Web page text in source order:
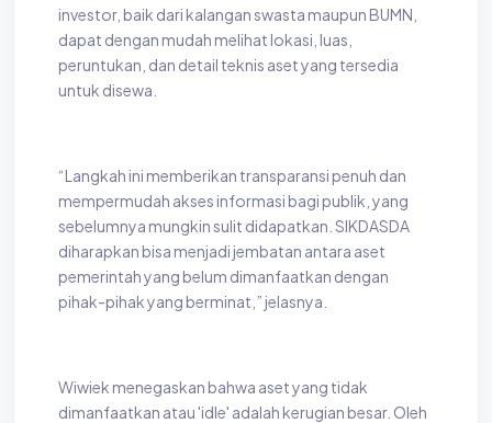
investor, baik dari kalangan swasta maupun BUMN,
dapat dengan mudah melihat lokasi, luas,
peruntukan, dan detail teknis aset yang tersedia
untuk disewa.
“Langkah ini memberikan transparansi penuh dan
mempermudah akses informasi bagi publik, yang
sebelumnya mungkin sulit didapatkan. SIKDASDA
diharapkan bisa menjadi jembatan antara aset
pemerintah yang belum dimanfaatkan dengan
pihak-pihak yang berminat,” jelasnya.
Wiwiek menegaskan bahwa aset yang tidak
dimanfaatkan atau 'idle' adalah kerugian besar. Oleh